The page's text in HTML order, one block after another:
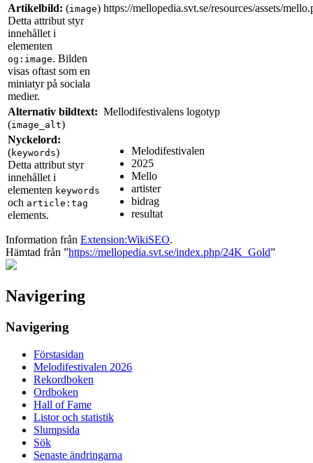
Artikelbild: (image)
Detta attribut styr
innehållet i
elementen
og:image. Bilden
visas oftast som en
miniatyr på sociala
medier.
https://mellopedia.svt.se/resources/assets/
Alternativ bildtext:
(image_alt)
Mellodifestivalens logotyp
Nyckelord:
(keywords)
Detta attribut styr
innehållet i
elementen keywords
och article:tag
elements.
Melodifestivalen
2025
Mello
artister
bidrag
resultat
Information från Extension:WikiSEO.
Hämtad från ”https://mellopedia.svt.se/index.php/24K_Gold”
Navigering
Navigering
Förstasidan
Melodifestivalen 2026
Rekordboken
Ordboken
Hall of Fame
Listor och statistik
Slumpsida
Sök
Senaste ändringarna